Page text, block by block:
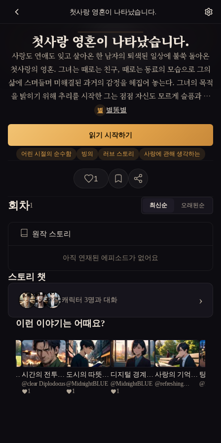
첫사랑 영혼이 나타났습니다.
첫사랑 영혼이 나타났습니다.
사랑도 연애도 잊고 살아온 한 남자의 퇴색된 일상에 불쑥 돌아온
첫사랑의 영혼. 그녀는 때로는 친구, 때로는 동료의 모습으로 그의
삶에 스며들며 미해결된 과거의 감정을 헤집어 놓는다. 그녀의 목적
을 밝히기 위해 추리를 시작한 그는 점점 자신도 모르게 슬픔과 외
로움을 깨닫고 진정한 감정의 치유를 경험하게 된다.
별 별똥별
어린 시절의 순수함 빙의 러브 스토리 사랑에 관해 생각하는
읽기 시작하기
1
회차1 최신순 오래된순
원작 스토리
아직 연재된 에피소드가 없어요
스토리 챗
캐릭터 3명과 대화 ›
이런 이야기는 어때요?
음이 시간의 전투:
전생의 흔적
@clear Diplodocus
1
도시의 따뜻한
조각들
@MidnightBLUE
1
디지털 경계의
춤
@MidnightBLUE
1
사랑의 기억을
되살리며
@refreshing
탕수
문을
@